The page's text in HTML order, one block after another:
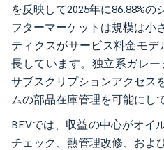
を反映して2025年に86.88%
フターマーケットは規模は小
ティクスがサービス料金モデ
長しています。独立系ガレ
サブスクリプションアクセス
ムの部品在庫管理を可能にし
BEVでは、収益の中心がオイ
チェック、熱管理改修、およ